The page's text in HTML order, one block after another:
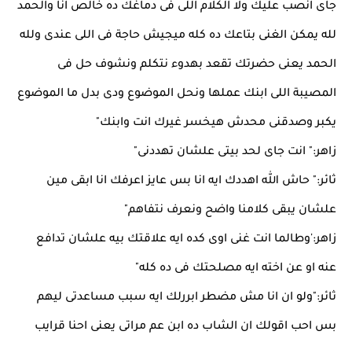
جاى انصب عليك ولا الكلام اللى فى دماغك ده خالص انا والحمد
لله يمكن الغنى بتاعك ده كله ميجيش حاجة فى اللى عندى ولله
الحمد يعنى حضرتك تقعد بهدوء نتكلم ونشوف حل فى
المصيبة اللى ابنك عملها ونحل الموضوع ودى بدل ما الموضوع
يكبر وصدقنى محدش هيخسر غيرك انت وابنك"
زاهر:" انت جاى لحد بيتى علشان تهددنى"
ثائر:" حاش الله اهددك ايه انا بس عايز اعرفك انا ابقى مين
علشان يبقى كلامنا واضح ونعرف نتفاهم"
زاهر:'وطالما انت غنى اوى كده ايه علاقتك بيه علشان تدافع
عنه او عن اخته ايه مصلحتك فى ده كله"
ثائر:"ولو ان انا مش مضطر ابررلك ايه سبب مساعدتى ليهم
بس احب اقولك ان الشاب ده ابن عم مراتى يعنى احنا قرايب